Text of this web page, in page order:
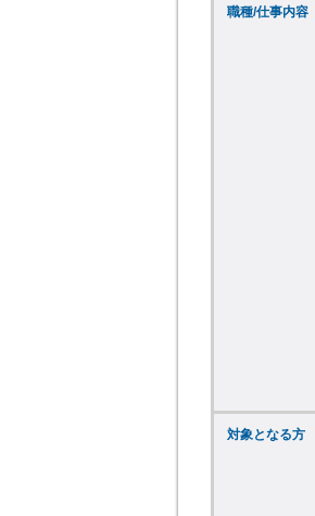
職種/仕事内容
対象となる方